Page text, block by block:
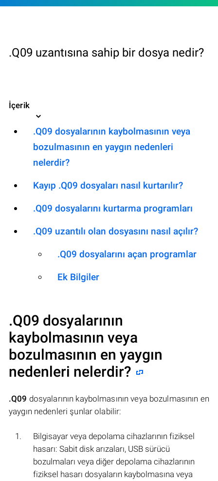
.Q09 uzantısına sahip bir dosya nedir?
İçerik
.Q09 dosyalarının kaybolmasının veya
bozulmasının en yaygın nedenleri
nelerdir?
Kayıp .Q09 dosyaları nasıl kurtarılır?
.Q09 dosyalarını kurtarma programları
.Q09 uzantılı olan dosyasını nasıl açılır?
.Q09 dosyalarını açan programlar
Ek Bilgiler
.Q09 dosyalarının
kaybolmasının veya
bozulmasının en yaygın
nedenleri nelerdir?
.Q09 dosyalarının kaybolmasının veya bozulmasının en
yaygın nedenleri şunlar olabilir:
Bilgisayar veya depolama cihazlarının fiziksel
hasarı: Sabit disk arızaları, USB sürücü
bozulmaları veya diğer depolama cihazlarının
fiziksel hasarı dosyaların kaybolmasına veya